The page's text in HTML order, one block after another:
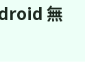
無